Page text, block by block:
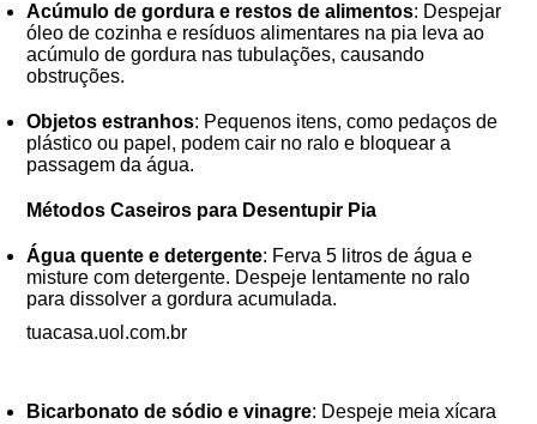
Acúmulo de gordura e restos de alimentos: Despejar
óleo de cozinha e resíduos alimentares na pia leva ao
acúmulo de gordura nas tubulações, causando
obstruções.
Objetos estranhos: Pequenos itens, como pedaços de
plástico ou papel, podem cair no ralo e bloquear a
passagem da água.
Métodos Caseiros para Desentupir Pia
Água quente e detergente: Ferva 5 litros de água e
misture com detergente. Despeje lentamente no ralo
para dissolver a gordura acumulada.
tuacasa.uol.com.br
Bicarbonato de sódio e vinagre: Despeje meia xícara